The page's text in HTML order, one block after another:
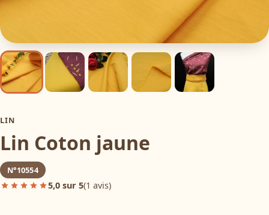
LIN
Lin Coton jaune
N°10554
5,0 sur 5(1 avis)